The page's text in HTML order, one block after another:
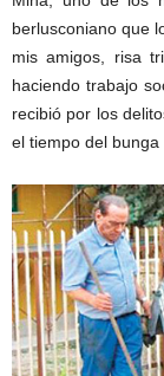
berlusconiano que
mis amigos, risa
haciendo trabajo
recibió por los
el tiempo del bunga